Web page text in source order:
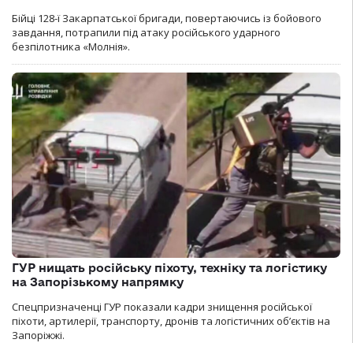
Бійці 128-ї Закарпатської бригади, повертаючись із бойового
завдання, потрапили під атаку російського ударного
безпілотника «Молнія».
ГУР нищать російську піхоту, техніку та логістику
на Запорізькому напрямку
Спецпризначенці ГУР показали кадри знищення російської
піхоти, артилерії, транспорту, дронів та логістичних об’єктів на
Запоріжжі.